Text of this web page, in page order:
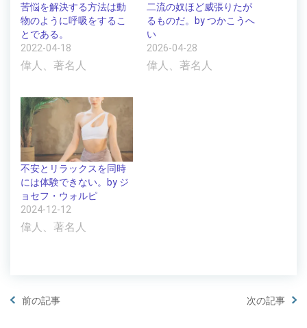
苦悩を解決する方法は動
物のように呼吸をするこ
とである。
2022-04-18
偉人、著名人
二流の奴ほど威張りたが
るものだ。by つかこうへ
い
2026-04-28
偉人、著名人
不安とリラックスを同時
には体験できない。by ジ
ョセフ・ウォルピ
2024-12-12
偉人、著名人
前の記事 次の記事